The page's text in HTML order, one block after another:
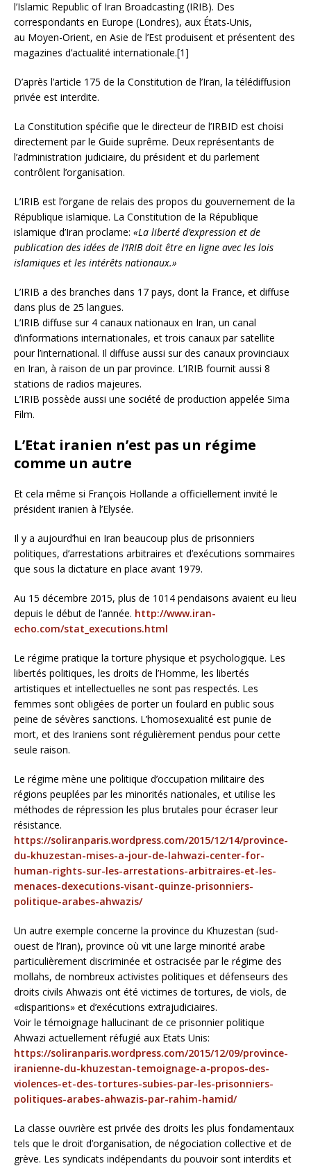
l’Islamic Republic of Iran Broadcasting (IRIB). Des
correspondants en Europe (Londres), aux États-Unis,
au Moyen-Orient, en Asie de l’Est produisent et présentent des
magazines d’actualité internationale.[1]
D’après l’article 175 de la Constitution de l’Iran, la télédiffusion
privée est interdite.
La Constitution spécifie que le directeur de l’IRBID est choisi
directement par le Guide suprême. Deux représentants de
l’administration judiciaire, du président et du parlement
contrôlent l’organisation.
L’IRIB est l’organe de relais des propos du gouvernement de la
République islamique. La Constitution de la République
islamique d’Iran proclame: «La liberté d’expression et de
publication des idées de l’IRIB doit être en ligne avec les lois
islamiques et les intérêts nationaux.»
L’IRIB a des branches dans 17 pays, dont la France, et diffuse
dans plus de 25 langues.
L’IRIB diffuse sur 4 canaux nationaux en Iran, un canal
d’informations internationales, et trois canaux par satellite
pour l’international. Il diffuse aussi sur des canaux provinciaux
en Iran, à raison de un par province. L’IRIB fournit aussi 8
stations de radios majeures.
L’IRIB possède aussi une société de production appelée Sima
Film.
L’Etat iranien n’est pas un régime
comme un autre
Et cela même si François Hollande a officiellement invité le
président iranien à l’Elysée.
Il y a aujourd’hui en Iran beaucoup plus de prisonniers
politiques, d’arrestations arbitraires et d’exécutions sommaires
que sous la dictature en place avant 1979.
Au 15 décembre 2015, plus de 1014 pendaisons avaient eu lieu
depuis le début de l’année. http://www.iran-
echo.com/stat_executions.html
Le régime pratique la torture physique et psychologique. Les
libertés politiques, les droits de l’Homme, les libertés
artistiques et intellectuelles ne sont pas respectés. Les
femmes sont obligées de porter un foulard en public sous
peine de sévères sanctions. L’homosexualité est punie de
mort, et des Iraniens sont régulièrement pendus pour cette
seule raison.
Le régime mène une politique d’occupation militaire des
régions peuplées par les minorités nationales, et utilise les
méthodes de répression les plus brutales pour écraser leur
résistance.
https://soliranparis.wordpress.com/2015/12/14/province-
du-khuzestan-mises-a-jour-de-lahwazi-center-for-
human-rights-sur-les-arrestations-arbitraires-et-les-
menaces-dexecutions-visant-quinze-prisonniers-
politique-arabes-ahwazis/
Un autre exemple concerne la province du Khuzestan (sud-
ouest de l’Iran), province où vit une large minorité arabe
particulièrement discriminée et ostracisée par le régime des
mollahs, de nombreux activistes politiques et défenseurs des
droits civils Ahwazis ont été victimes de tortures, de viols, de
«disparitions» et d’exécutions extrajudiciaires.
Voir le témoignage hallucinant de ce prisonnier politique
Ahwazi actuellement réfugié aux Etats Unis:
https://soliranparis.wordpress.com/2015/12/09/province-
iranienne-du-khuzestan-temoignage-a-propos-des-
violences-et-des-tortures-subies-par-les-prisonniers-
politiques-arabes-ahwazis-par-rahim-hamid/
La classe ouvrière est privée des droits les plus fondamentaux
tels que le droit d’organisation, de négociation collective et de
grève. Les syndicats indépendants du pouvoir sont interdits et